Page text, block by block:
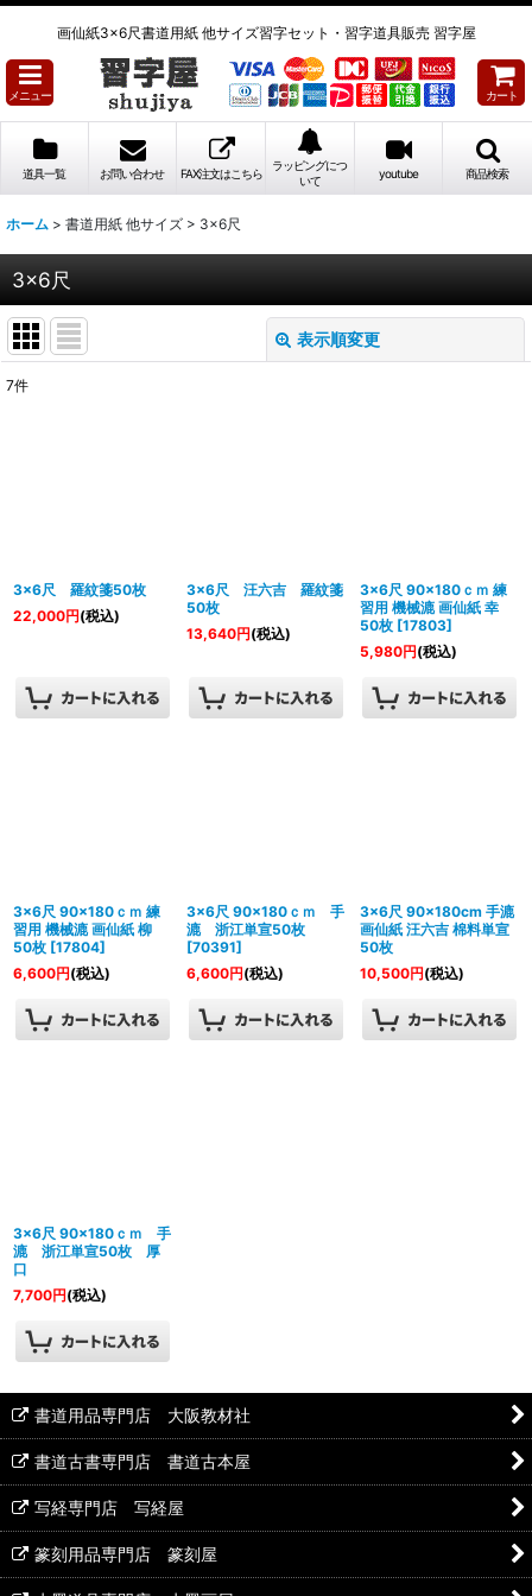
画仙紙3×6尺書道用紙 他サイズ習字セット・習字道具販売 習字屋
メニュー カート
道具一覧 お問い合わせ FAX注文はこちら
ラッピングにつ
いて
youtube 商品検索
ホーム > 書道用紙 他サイズ > 3×6尺
3×6尺
表示順変更
7件
3×6尺 羅紋箋50枚
22,000円(税込)
3×6尺 汪六吉 羅紋箋
50枚
13,640円(税込)
3×6尺 90×180ｃｍ 練
習用 機械漉 画仙紙 幸
50枚 [17803]
5,980円(税込)
3×6尺 90×180ｃｍ 練
習用 機械漉 画仙紙 柳
50枚 [17804]
6,600円(税込)
3×6尺 90×180ｃｍ 手
漉 浙江単宣50枚
[70391]
6,600円(税込)
3×6尺 90×180cm 手漉
画仙紙 汪六吉 棉料単宣
50枚
10,500円(税込)
3×6尺 90×180ｃｍ 手
漉 浙江単宣50枚 厚
口
7,700円(税込)
書道用品専門店 大阪教材社
書道古書専門店 書道古本屋
写経専門店 写経屋
篆刻用品専門店 篆刻屋